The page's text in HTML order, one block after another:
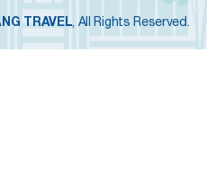
TRAVEL, All Rights Reserved.